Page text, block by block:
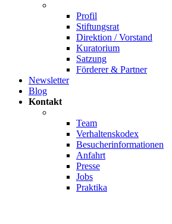
Profil
Stiftungsrat
Direktion / Vorstand
Kuratorium
Satzung
Förderer & Partner
Newsletter
Blog
Kontakt
Team
Verhaltenskodex
Besucherinformationen
Anfahrt
Presse
Jobs
Praktika